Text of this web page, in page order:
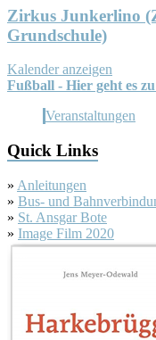
Zirkus Junkerlino
Grundschule)
Kalender anzeigen
Fußball - Hier geht es
Veranstaltungen
Quick Links
» Anleitungen
» Bus- und
» St. Ansgar Bote
» Image Film 2020